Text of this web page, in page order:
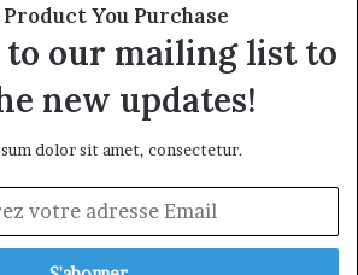
You Purchase
to our mailing list to
new updates!
dolor sit amet, consectetur.